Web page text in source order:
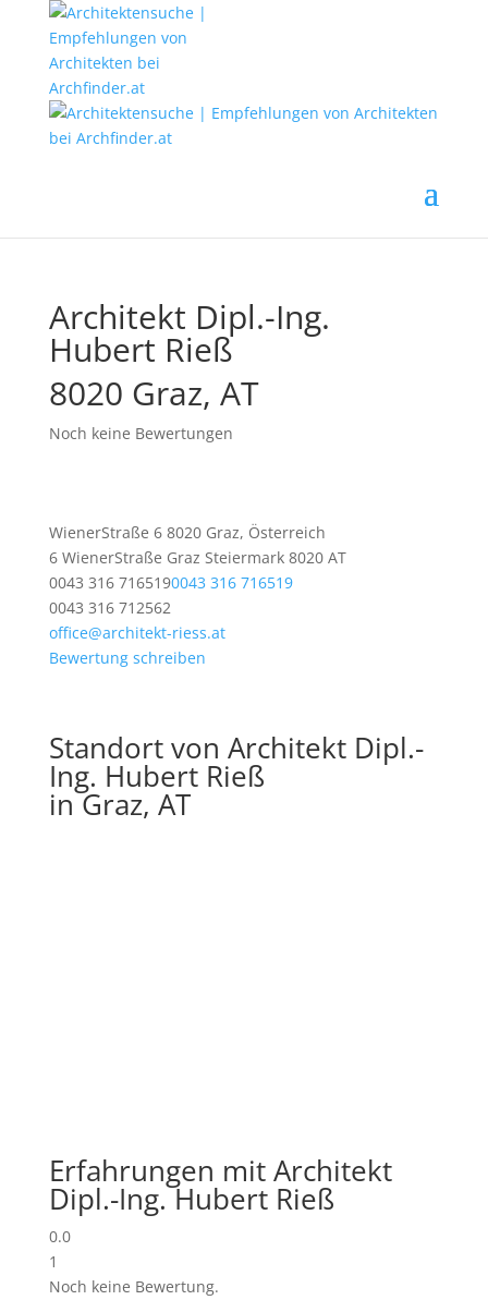
Architekt Dipl.-Ing.
Hubert Rieß
8020 Graz, AT
Noch keine Bewertungen
WienerStraße 6 8020 Graz, Österreich
6 WienerStraße Graz Steiermark 8020 AT
0043 316 7165190043 316 716519
0043 316 712562
office@architekt-riess.at
Bewertung schreiben
Standort von Architekt Dipl.-
Ing. Hubert Rieß
in Graz, AT
Erfahrungen mit Architekt
Dipl.-Ing. Hubert Rieß
0.0
1
Noch keine Bewertung.